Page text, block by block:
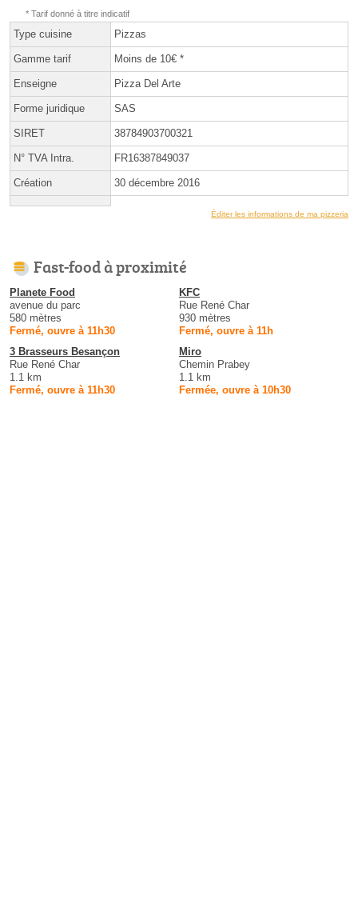
* Tarif donné à titre indicatif
Type cuisine Pizzas
Gamme tarif Moins de 10€ *
Enseigne Pizza Del Arte
Forme juridique SAS
SIRET 38784903700321
N° TVA Intra. FR16387849037
Création 30 décembre 2016
Éditer les informations de ma pizzeria
Fast-food à proximité
Planete Food
avenue du parc
580 mètres
Fermé, ouvre à 11h30
KFC
Rue René Char
930 mètres
Fermé, ouvre à 11h
3 Brasseurs Besançon
Rue René Char
1.1 km
Fermé, ouvre à 11h30
Miro
Chemin Prabey
1.1 km
Fermée, ouvre à 10h30